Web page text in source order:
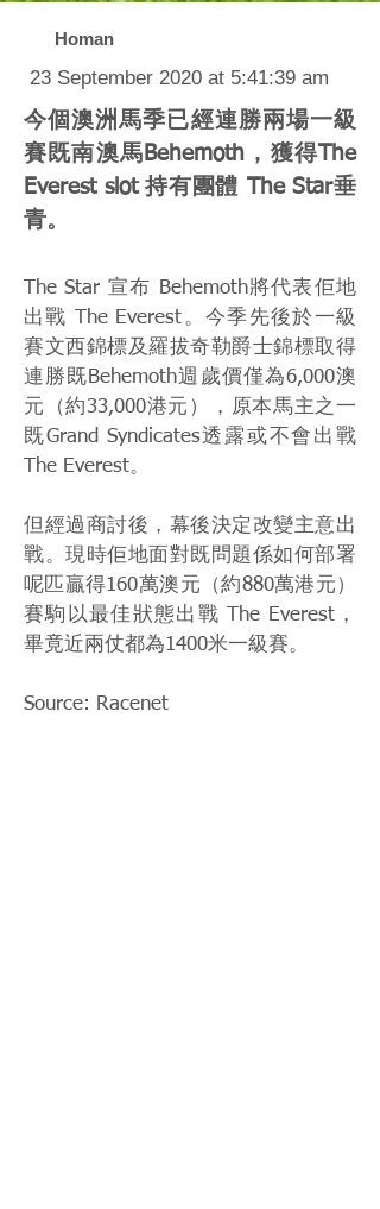
Homan
23 September 2020 at 5:41:39 am
今個澳洲馬季已經連勝兩場一級
賽既南澳馬Behemoth，獲得The
Everest slot 持有團體 The Star垂
青。
The Star 宣布 Behemoth將代表佢地
出戰 The Everest。今季先後於一級
賽文西錦標及羅拔奇勒爵士錦標取得
連勝既Behemoth週歲價僅為6,000澳
元（約33,000港元），原本馬主之一
既Grand Syndicates透露或不會出戰
The Everest。
但經過商討後，幕後決定改變主意出
戰。現時佢地面對既問題係如何部署
呢匹贏得160萬澳元（約880萬港元）
賽駒以最佳狀態出戰 The Everest，
畢竟近兩仗都為1400米一級賽。
Source: Racenet